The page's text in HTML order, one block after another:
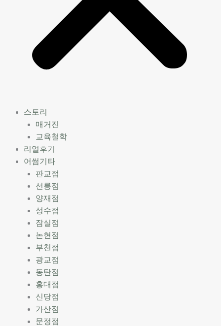
스토리
매거진
교육철학
리얼후기
어썸기타
판교점
선릉점
양재점
성수점
잠실점
논현점
부천점
광교점
동탄점
홍대점
신당점
가산점
문정점